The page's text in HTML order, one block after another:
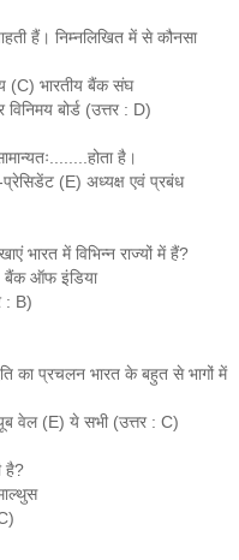
हैं। निम्नलिखित में से कौनसा
(C) भारतीय बैंक संघ
बोर्ड (उत्तर : D)
है।
(E) अध्यक्ष एवं प्रबंध
भारत में विभिन्न राज्यों में हैं?
बैंक ऑफ इंडिया
: B)
का प्रचलन भारत के बहुत से भागों में
वेल (E) ये सभी (उत्तर : C)
है?